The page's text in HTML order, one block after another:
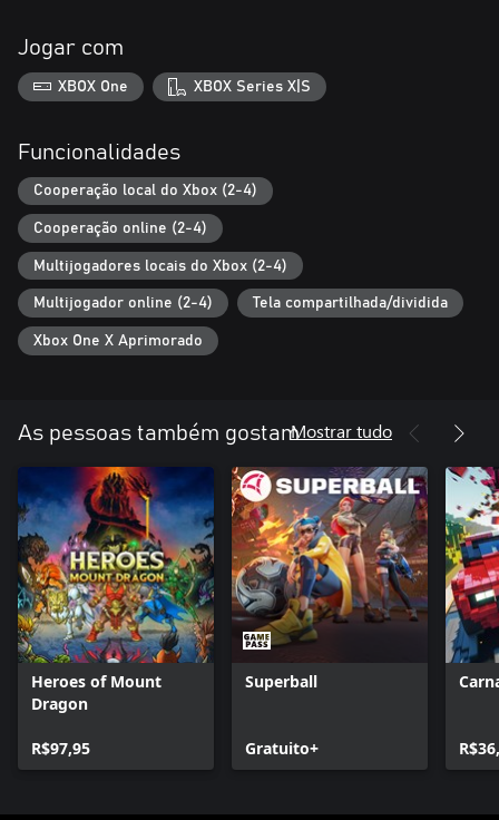
Jogar com
XBOX One XBOX Series X|S
Funcionalidades
Cooperação local do Xbox (2-4)
Cooperação online (2-4)
Multijogadores locais do Xbox (2-4)
Multijogador online (2-4) Tela compartilhada/dividida
Xbox One X Aprimorado
As pessoas também gostamMostrar tudo
Heroes of Mount
Dragon
R$97,95
Superball
Gratuito+